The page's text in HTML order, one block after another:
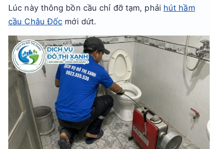
Lúc này thông bồn cầu chỉ đỡ tạm, phải hút hầm
cầu Châu Đốc mới dứt.